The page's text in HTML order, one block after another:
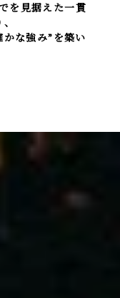
を見据えた一貫
な強み”を築い